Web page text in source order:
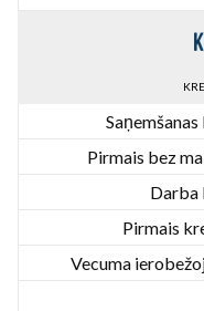
Saņemšanas
Pirmais bez
Darba
Pirmais
Vecuma